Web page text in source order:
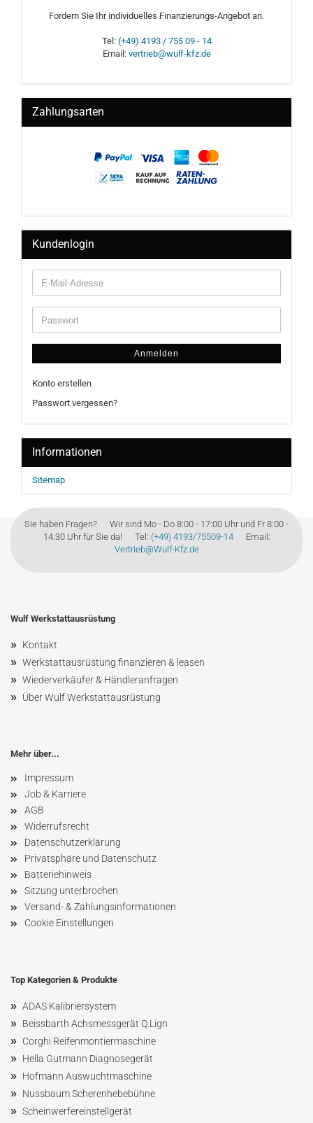
Fordern Sie Ihr individuelles Finanzierungs-Angebot an.
Tel: (+49) 4193 / 755 09 - 14
Email: vertrieb@wulf-kfz.de
Zahlungsarten
Kundenlogin
Anmelden
Konto erstellen
Passwort vergessen?
Informationen
Sitemap
Sie haben Fragen? Wir sind Mo - Do 8:00 - 17:00 Uhr und Fr 8:00 -
14:30 Uhr für Sie da! Tel: (+49) 4193/75509-14Email:
Vertrieb@Wulf-Kfz.de
Wulf Werkstattausrüstung
» Kontakt
» Werkstattausrüstung finanzieren & leasen
» Wiederverkäufer & Händleranfragen
» Über Wulf Werkstattausrüstung
Mehr über...
Impressum
Job & Karriere
AGB
Widerrufsrecht
Datenschutzerklärung
Privatsphäre und Datenschutz
Batteriehinweis
Sitzung unterbrochen
Versand- & Zahlungsinformationen
Cookie Einstellungen
Top Kategorien & Produkte
» ADAS Kalibriersystem
» Beissbarth Achsmessgerät Q.Lign
» Corghi Reifenmontiermaschine
» Hella Gutmann Diagnosegerät
» Hofmann Auswuchtmaschine
» NussbaumScherenhebebühne
» Scheinwerfereinstellgerät